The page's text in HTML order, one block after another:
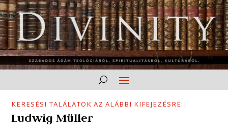
KERESÉSI TALÁLATOK AZ ALÁBBI KIFEJEZÉSRE:
Ludwig Müller